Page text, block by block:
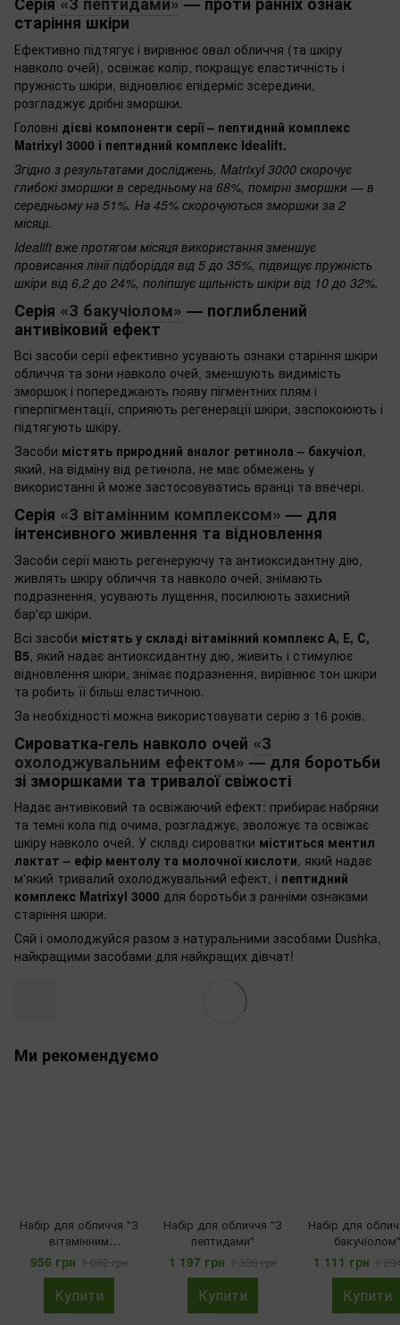
старіння шкіри
Ефективно підтягує і вирівнює овал обличчя (та шкіру
навколо очей), освіжає колір, покращує еластичність і
пружність шкіри, відновлює епідерміс зсередини,
розгладжує дрібні зморшки.
Головні дієві компоненти серії – пептидний комплекс
Matrixyl 3000 і пептидний комплекс Idealift.
Згідно з результатами досліджень, Matrixyl 3000 скорочує
глибокі зморшки в середньому на 68%, помірні зморшки — в
середньому на 51%. На 45% скорочуються зморшки за 2
місяці.
Idealift вже протягом місяця використання зменшує
провисання лінії підборіддя від 5 до 35%, підвищує пружність
шкіри від 6,2 до 24%, поліпшує щільність шкіри від 10 до 32%.
Серія «З бакучіолом» — поглиблений
антивіковий ефект
Всі засоби серії ефективно усувають ознаки старіння шкіри
обличчя та зони навколо очей, зменшують видимість
зморшок і попереджають появу пігментних плям і
гіперпігментації, сприяють регенерації шкіри, заспокоюють і
підтягують шкіру.
Засоби містять природний аналог ретинола – бакучіол,
який, на відміну від ретинола, не має обмежень у
використанні й може застосовуватись вранці та ввечері.
Серія «З вітамінним комплексом» — для
інтенсивного живлення та відновлення
Засоби серії мають регенеруючу та антиоксидантну дію,
живлять шкіру обличчя та навколо очей, знімають
подразнення, усувають лущення, посилюють захисний
бар'єр шкіри.
Всі засоби містять у складі вітамінний комплекс А, Е, С,
В5, який надає антиоксидантну дію, живить і стимулює
відновлення шкіри, знімає подразнення, вирівнює тон шкіри
та робить її більш еластичною.
За необхідності можна використовувати серію з 16 років.
Сироватка-гель навколо очей «З
охолоджувальним ефектом» — для боротьби
зі зморшками та тривалої свіжості
Надає антивіковий та освіжаючий ефект: прибирає набряки
та темні кола під очима, розгладжує, зволожує та освіжає
шкіру навколо очей. У складі сироватки міститься ментил
лактат – ефір ментолу та молочної кислоти, який надає
м'який тривалий охолоджувальний ефект, і пептидний
комплекс Matrixyl 3000 для боротьби з ранніми ознаками
старіння шкіри.
Сяй і омолоджуйся разом з натуральними засобами Dushka,
найкращими засобами для найкращих дівчат!
Ми рекомендуємо
Набір для обличчя "З
вітамінним
комплексом"
956 грн 1 062 грн
Купити
Набір для обличчя "З
пептидами"
1 197 грн 1 330 грн
Купити
Набір для
бакучіолом"
1 111 грн 1
Купити